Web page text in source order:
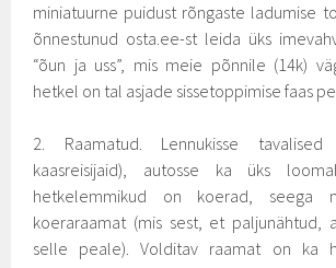
miniatuurne puidust rõngaste ladumise
õnnestunud osta.ee-st leida üks
“õun ja uss”, mis meie põnnile (14k)
hetkel on tal asjade sissetoppimise faas
2. Raamatud. Lennukisse
kaasreisijaid), autosse ka üks
hetkelemmikud on koerad, seega
koeraraamat (mis sest, et paljunähtud,
selle peale). Volditav raamat on ka